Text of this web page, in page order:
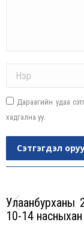
Дараагийн удаа
хадгална уу.
Сэтгэгдэл
Улаанбурханы
10-14